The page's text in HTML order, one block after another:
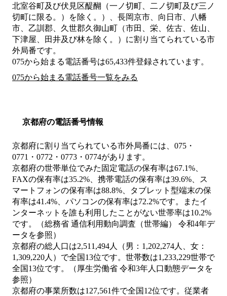
北室谷町及び伏見区醍醐（一ノ切町、二ノ切町及び三ノ
切町に限る。）を除く。）、長岡京市、向日市、八幡
市、乙訓郡、久世郡久御山町（市田、栄、佐古、佐山、
下津屋、田井及び林を除く。） に割り当てられている市
外局番です。
075から始まる電話番号は65,433件登録されています。
075から始まる電話番号一覧をみる
京都府の電話番号情報
京都府に割り当てられている市外局番には、075・
0771・0772・0773・0774があります。
京都府の世帯単位でみた固定電話の保有率は67.1%、
FAXの保有率は35.2%、携帯電話の保有率は39.6%、ス
マートフォンの保有率は88.8%、タブレット型端末の保
有率は41.4%、パソコンの保有率は72.2%です。またイ
ンターネットを誰も利用したことがない世帯率は10.2%
です。（総務省 通信利用動向調査（世帯編） 令和4年デ
ータを参照）
京都府の総人口は2,511,494人（男：1,202,274人、女：
1,309,220人）で全国13位です。世帯数は1,233,229世帯で
全国13位です。（厚生労働省 令和3年人口動態データを
参照）
京都府の事業所数は127,561件で全国12位です。従業者